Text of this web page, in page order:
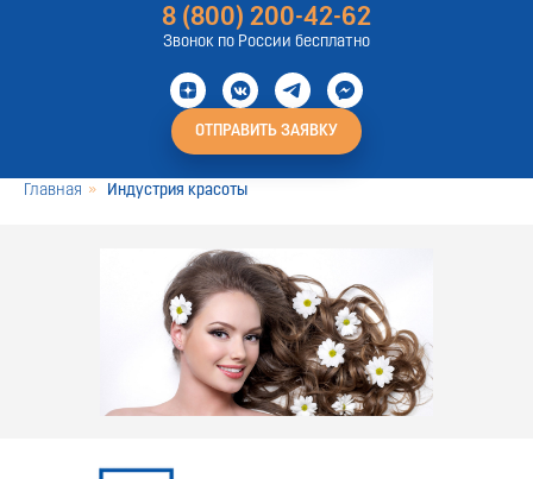
8 (800) 200-42-62
Звонок по России бесплатно
ОТПРАВИТЬ ЗАЯВКУ
Главная » Индустрия красоты